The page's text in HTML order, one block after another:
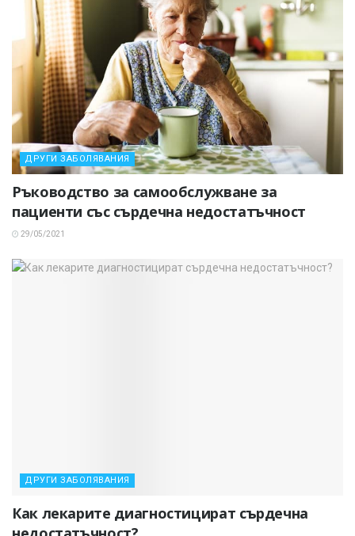
ДРУГИ ЗАБОЛЯВАНИЯ
Ръководство за самообслужване за
пациенти със сърдечна недостатъчност
29/05/2021
ДРУГИ ЗАБОЛЯВАНИЯ
Как лекарите диагностицират сърдечна